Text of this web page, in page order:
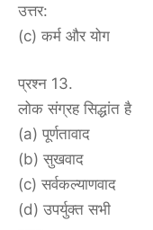
उत्तर:
(c) कर्म और योग
प्रश्न 13.
लोक संग्रह सिद्धांत है
(a) पूर्णतावाद
(b) सुखवाद
(c) सर्वकल्याणवाद
(d) उपर्युक्त सभी